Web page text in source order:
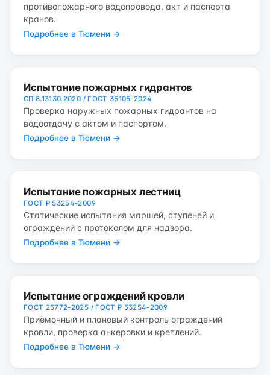
противопожарного водопровода, акт и паспорта
кранов.
Подробнее в Тюмени →
Испытание пожарных гидрантов
СП 8.13130.2020 / ГОСТ 35105-2024
Проверка наружных пожарных гидрантов на
водоотдачу с актом и паспортом.
Подробнее в Тюмени →
Испытание пожарных лестниц
ГОСТ Р 53254-2009
Статические испытания маршей, ступеней и
ограждений с протоколом для надзора.
Подробнее в Тюмени →
Испытание ограждений кровли
ГОСТ 25772-2025 / ГОСТ Р 53254-2009
Приёмочный и плановый контроль ограждений
кровли, проверка анкеровки и креплений.
Подробнее в Тюмени →